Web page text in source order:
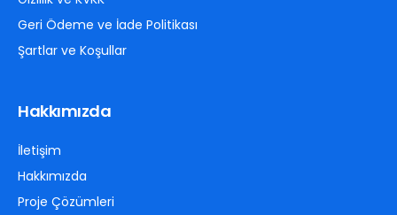
Geri Ödeme ve İade Politikası
Şartlar ve Koşullar
Hakkımızda
İletişim
Hakkımızda
Proje Çözümleri